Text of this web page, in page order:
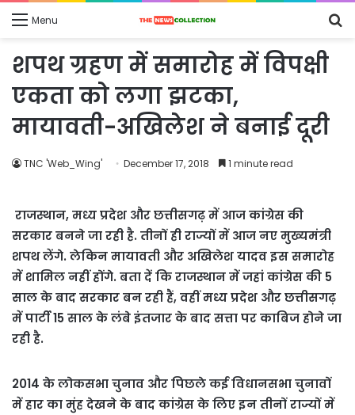
Menu
शपथ ग्रहण में समारोह में विपक्षी
एकता को लगा झटका,
मायावती-अखिलेश ने बनाई दूरी
TNC 'Web_Wing' December 17, 2018 1 minute read
राजस्थान, मध्य प्रदेश और छत्तीसगढ़ में आज कांग्रेस की
सरकार बनने जा रही है. तीनों ही राज्यों में आज नए मुख्यमंत्री
शपथ लेंगे. लेकिन मायावती और अखिलेश यादव इस समारोह
में शामिल नहीं होंगे. बता दें कि राजस्थान में जहां कांग्रेस की 5
साल के बाद सरकार बन रही हैं, वहीं मध्य प्रदेश और छत्तीसगढ़
में पार्टी 15 साल के लंबे इंतजार के बाद सत्ता पर काबिज होने जा
रही है.
2014 के लोकसभा चुनाव और पिछले कई विधानसभा चुनावों
में हार का मुंह देखने के बाद कांग्रेस के लिए इन तीनों राज्यों में